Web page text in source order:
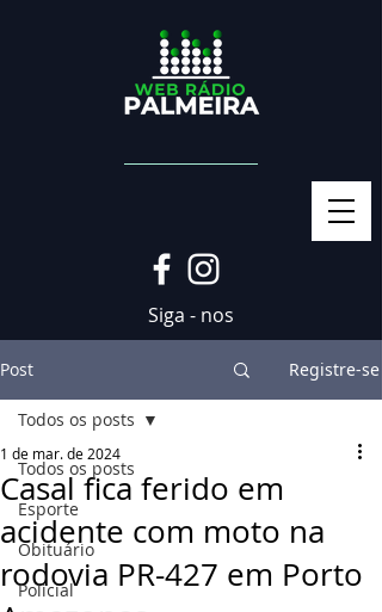
Siga - nos
Post Registre-se
Todos os posts
Esporte
Obituário
Policial
Todos os posts
Casal fica ferido em
acidente com moto na
rodovia PR-427 em Porto
1 de mar. de 2024